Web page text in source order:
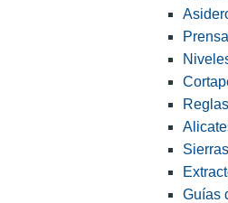
Sierras
Guías